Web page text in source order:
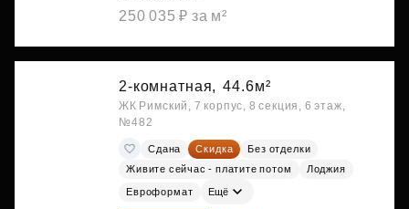
250 035 ₽ за м²
2-комнатная, 44.6м²
ЖК Римский, 7 корпус, 8 секция, 6 этаж,
№482
Сдана Скидка
Без отделки
Живите сейчас - платите потом
Лоджия
Евроформат Ещё